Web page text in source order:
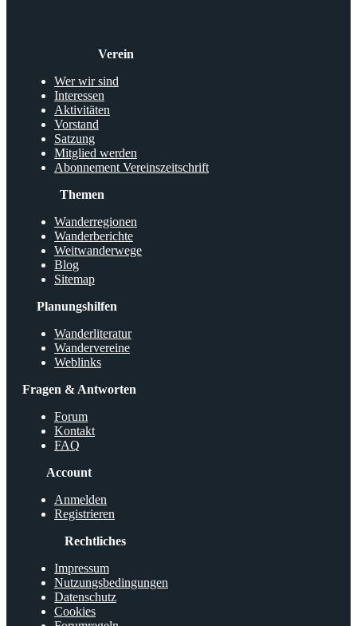
Verein
Wer wir sind
Interessen
Aktivitäten
Vorstand
Satzung
Mitglied werden
Abonnement Vereinszeitschrift
Themen
Wanderregionen
Wanderberichte
Weitwanderwege
Blog
Sitemap
Planungshilfen
Wanderliteratur
Wandervereine
Weblinks
Fragen & Antworten
Forum
Kontakt
FAQ
Account
Anmelden
Registrieren
Rechtliches
Impressum
Nutzungsbedingungen
Datenschutz
Cookies